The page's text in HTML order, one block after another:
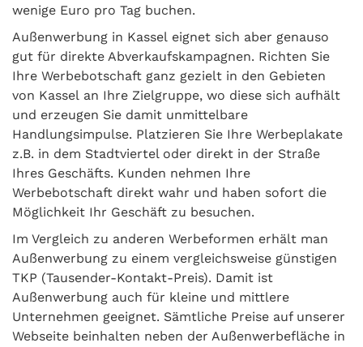
wenige Euro pro Tag buchen.
Außenwerbung in Kassel eignet sich aber genauso
gut für direkte Abverkaufskampagnen. Richten Sie
Ihre Werbebotschaft ganz gezielt in den Gebieten
von Kassel an Ihre Zielgruppe, wo diese sich aufhält
und erzeugen Sie damit unmittelbare
Handlungsimpulse. Platzieren Sie Ihre Werbeplakate
z.B. in dem Stadtviertel oder direkt in der Straße
Ihres Geschäfts. Kunden nehmen Ihre
Werbebotschaft direkt wahr und haben sofort die
Möglichkeit Ihr Geschäft zu besuchen.
Im Vergleich zu anderen Werbeformen erhält man
Außenwerbung zu einem vergleichsweise günstigen
TKP (Tausender-Kontakt-Preis). Damit ist
Außenwerbung auch für kleine und mittlere
Unternehmen geeignet. Sämtliche Preise auf unserer
Webseite beinhalten neben der Außenwerbefläche in